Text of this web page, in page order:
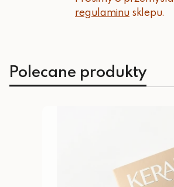
regulaminu sklepu.
Polecane produkty